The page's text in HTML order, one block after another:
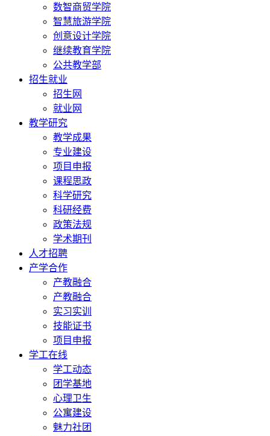
数智商贸学院
智慧旅游学院
创意设计学院
继续教育学院
公共教学部
招生就业
招生网
就业网
教学研究
教学成果
专业建设
项目申报
课程思政
科学研究
科研经费
政策法规
学术期刊
人才招聘
产学合作
产教融合
产教融合
实习实训
技能证书
项目申报
学工在线
学工动态
团学基地
心理卫生
公寓建设
魅力社团